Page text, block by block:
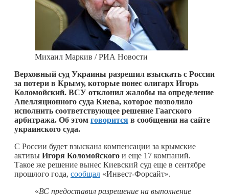
Михаил Маркив / РИА Новости
Верховный суд Украины разрешил взыскать с России
за потери в Крыму, которые понес олигарх Игорь
Коломойский. ВСУ отклонил жалобы на определение
Апелляционного суда Киева, которое позволило
исполнить соответствующее решение Гаагского
арбитража. Об этом говорится в сообщении на сайте
украинского суда.
С России будет взыскана компенсации за крымские
активы Игоря Коломойского и еще 17 компаний.
Такое же решение вынес Киевский суд еще в сентябре
прошлого года, сообщал «Инвест-Форсайт».
«ВС предоставил разрешение на выполнение